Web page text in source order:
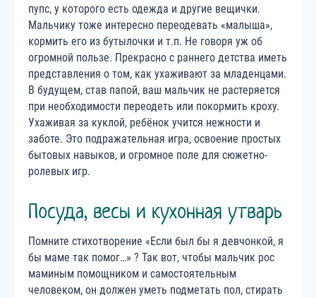
пупс, у которого есть одежда и другие вещички.
Мальчику тоже интересно переодевать «малыша»,
кормить его из бутылочки и т.п. Не говоря уж об
огромной пользе. Прекрасно с раннего детства иметь
представления о том, как ухаживают за младенцами.
В будущем, став папой, ваш мальчик не растеряется
при необходимости переодеть или покормить кроху.
Ухаживая за куклой, ребёнок учится нежности и
заботе. Это подражательная игра, освоение простых
бытовых навыков, и огромное поле для сюжетно-
ролевых игр.
Посуда, весы и кухонная утварь
Помните стихотворение «Если был бы я девчонкой, я
бы маме так помог…» ? Так вот, чтобы мальчик рос
маминым помощником и самостоятельным
человеком, он должен уметь подметать пол, стирать